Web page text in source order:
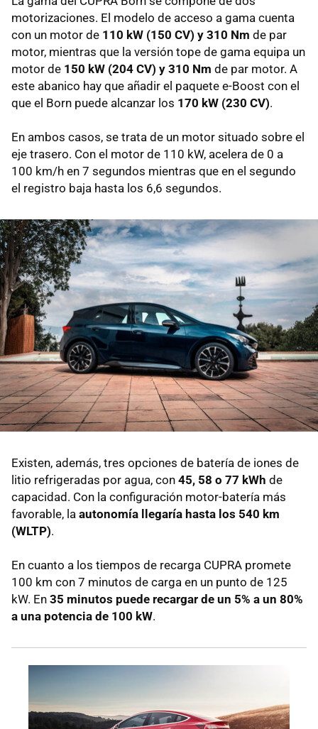
motorizaciones. El modelo de acceso a gama cuenta
con un motor de 110 kW (150 CV) y 310 Nm de par
motor, mientras que la versión tope de gama equipa un
motor de 150 kW (204 CV) y 310 Nm de par motor. A
este abanico hay que añadir el paquete e-Boost con el
que el Born puede alcanzar los 170 kW (230 CV).
En ambos casos, se trata de un motor situado sobre el
eje trasero. Con el motor de 110 kW, acelera de 0 a
100 km/h en 7 segundos mientras que en el segundo
el registro baja hasta los 6,6 segundos.
Existen, además, tres opciones de batería de iones de
litio refrigeradas por agua, con 45, 58 o 77 kWh de
capacidad. Con la configuración motor-batería más
favorable, la autonomía llegaría hasta los 540 km
(WLTP).
En cuanto a los tiempos de recarga CUPRA promete
100 km con 7 minutos de carga en un punto de 125
kW. En 35 minutos puede recargar de un 5% a un 80%
a una potencia de 100 kW.